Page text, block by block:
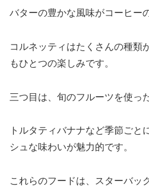
バターの豊かな風味がコーヒー
コルネッティはたくさんの種類
もひとつの楽しみです。
三つ目は、旬のフルーツを使っ
トルタティバナナなど季節ごと
シュな味わいが魅力的です。
これらのフードは、スターバッ